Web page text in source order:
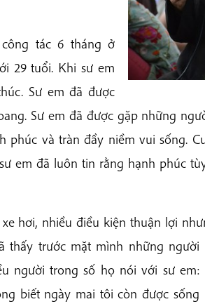
tác 6 tháng ở
29 tuổi. Khi sư em
Sư em đã được
Sư em đã được gặp những
phúc và tràn đầy niềm vui sống.
em đã luôn tin rằng hạnh phúc
hơi, nhiều điều kiện thuận lợi
thấy trước mặt mình những người
người trong số họ nói với sư em:
biết ngày mai tôi còn được sống